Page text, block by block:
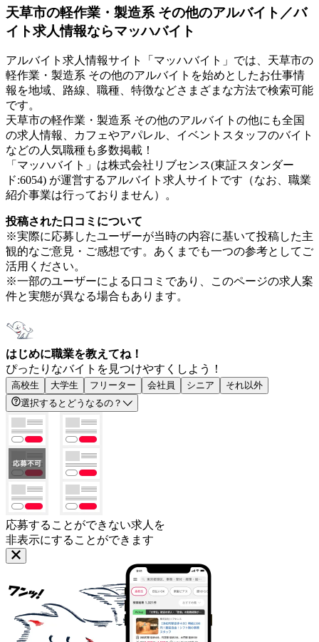
天草市の軽作業・製造系 その他のアルバイト／バ
イト求人情報ならマッハバイト
アルバイト求人情報サイト「マッハバイト」では、天草市の
軽作業・製造系 その他のアルバイトを始めとしたお仕事情
報を地域、路線、職種、特徴などさまざまな方法で検索可能
です。
天草市の軽作業・製造系 その他のアルバイトの他にも全国
の求人情報、カフェやアパレル、イベントスタッフのバイト
などの人気職種も多数掲載！
「マッハバイト」は株式会社リブセンス(東証スタンダー
ド:6054) が運営するアルバイト求人サイトです（なお、職業
紹介事業は行っておりません）。
投稿された口コミについて
※実際に応募したユーザーが当時の内容に基いて投稿した主
観的なご意見・ご感想です。あくまでも一つの参考としてご
活用ください。
※一部のユーザーによる口コミであり、このページの求人案
件と実態が異なる場合もあります。
はじめに職業を教えてね！
ぴったりなバイトを見つけやすくしよう！
高校生 大学生 フリーター 会社員 シニア
それ以外
選択するとどうなるの？
応募することができない求人を
非表示にすることができます